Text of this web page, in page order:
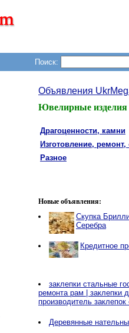
Поиск:
Объявления
Ювелирные изделия
Драгоценности, камни
Изготовление, ремонт,
Разное
Новые объявления:
Скупка
Серебра
Кредитное
заклепки стальные
ремонта рам | заклепки
производитель
Деревянные